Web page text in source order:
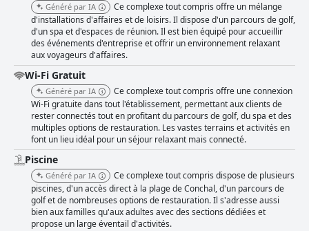
Généré par IA
Ce complexe tout compris offre un mélange
d'installations d'affaires et de loisirs. Il dispose d'un parcours de golf,
d'un spa et d'espaces de réunion. Il est bien équipé pour accueillir
des événements d'entreprise et offrir un environnement relaxant
aux voyageurs d'affaires.
Wi-Fi Gratuit
Généré par IA
Ce complexe tout compris offre une connexion
Wi-Fi gratuite dans tout l'établissement, permettant aux clients de
rester connectés tout en profitant du parcours de golf, du spa et des
multiples options de restauration. Les vastes terrains et activités en
font un lieu idéal pour un séjour relaxant mais connecté.
Piscine
Généré par IA
Ce complexe tout compris dispose de plusieurs
piscines, d'un accès direct à la plage de Conchal, d'un parcours de
golf et de nombreuses options de restauration. Il s'adresse aussi
bien aux familles qu'aux adultes avec des sections dédiées et
propose un large éventail d'activités.